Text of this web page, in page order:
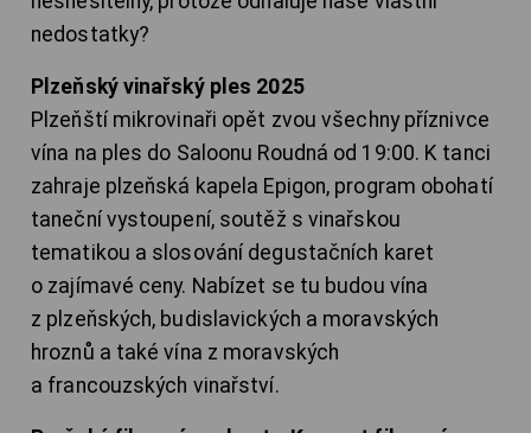
nedostatky?
Plzeňský vinařský ples 2025
Plzeňští mikrovinaři opět zvou všechny příznivce
vína na ples do Saloonu Roudná od 19:00. K tanci
zahraje plzeňská kapela Epigon, program obohatí
taneční vystoupení, soutěž s vinařskou
tematikou a slosování degustačních karet
o zajímavé ceny. Nabízet se tu budou vína
z plzeňských, budislavických a moravských
hroznů a také vína z moravských
a francouzských vinařství.